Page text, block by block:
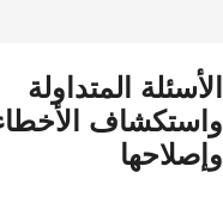
الأسئلة المتداولة
واستكشاف الأخطاء
وإصلاحها